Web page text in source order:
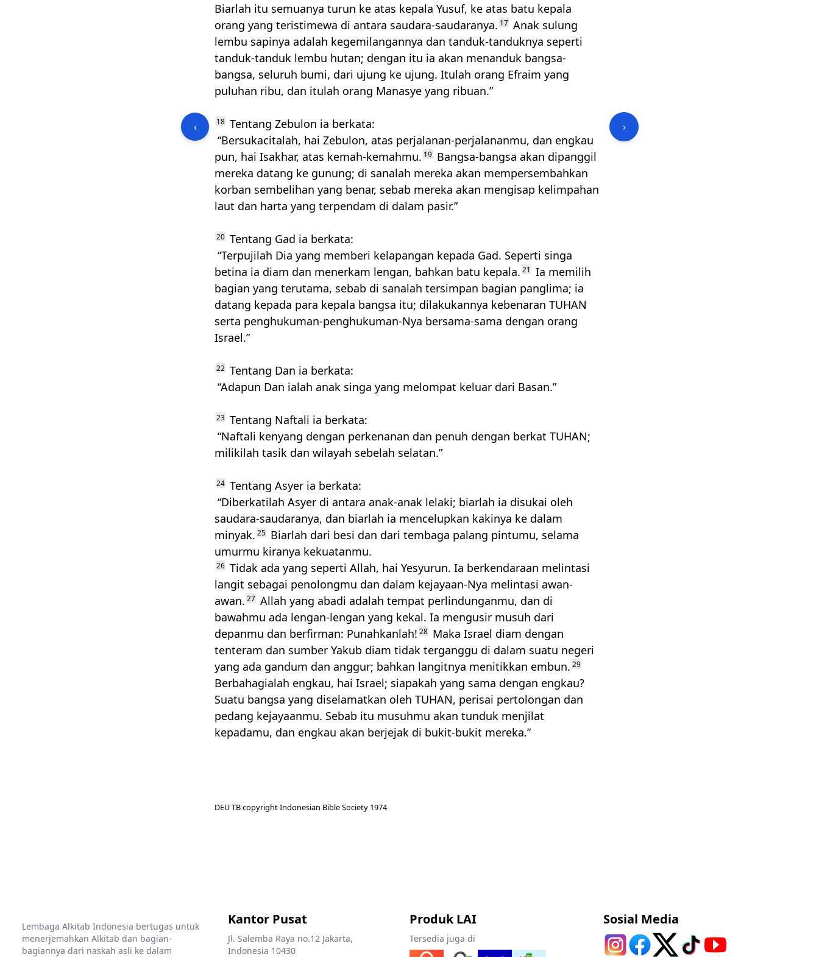
‹
Biarlah itu semuanya turun ke atas kepala Yusuf, ke atas batu kepala
orang yang teristimewa di antara saudara-saudaranya. 17 Anak sulung
lembu sapinya adalah kegemilangannya dan tanduk-tanduknya seperti
tanduk-tanduk lembu hutan; dengan itu ia akan menanduk bangsa-
bangsa, seluruh bumi, dari ujung ke ujung. Itulah orang Efraim yang
puluhan ribu, dan itulah orang Manasye yang ribuan.”
18 Tentang Zebulon ia berkata:
“Bersukacitalah, hai Zebulon, atas perjalanan-perjalananmu, dan engkau
pun, hai Isakhar, atas kemah-kemahmu. 19 Bangsa-bangsa akan dipanggil
mereka datang ke gunung; di sanalah mereka akan mempersembahkan
korban sembelihan yang benar, sebab mereka akan mengisap kelimpahan
laut dan harta yang terpendam di dalam pasir.”
20 Tentang Gad ia berkata:
“Terpujilah Dia yang memberi kelapangan kepada Gad. Seperti singa
betina ia diam dan menerkam lengan, bahkan batu kepala. 21
Ia memilih
bagian yang terutama, sebab di sanalah tersimpan bagian panglima; ia
datang kepada para kepala bangsa itu; dilakukannya kebenaran TUHAN
serta penghukuman-penghukuman-Nya bersama-sama dengan orang
Israel.”
22 Tentang Dan ia berkata:
“Adapun Dan ialah anak singa yang melompat keluar dari Basan.”
23 Tentang Naftali ia berkata:
“Naftali kenyang dengan perkenanan dan penuh dengan berkat TUHAN;
milikilah tasik dan wilayah sebelah selatan.”
24 Tentang Asyer ia berkata:
“Diberkatilah Asyer di antara anak-anak lelaki; biarlah ia disukai oleh
saudara-saudaranya, dan biarlah ia mencelupkan kakinya ke dalam
minyak. 25
Biarlah dari besi dan dari tembaga palang pintumu, selama
umurmu kiranya kekuatanmu.
26 Tidak ada yang seperti Allah, hai Yesyurun. Ia berkendaraan melintasi
langit sebagai penolongmu dan dalam kejayaan-Nya melintasi awan-
awan. 27 Allah yang abadi adalah tempat perlindunganmu, dan di
bawahmu ada lengan-lengan yang kekal. Ia mengusir musuh dari
depanmu dan berfirman: Punahkanlah! 28 Maka Israel diam dengan
tenteram dan sumber Yakub diam tidak terganggu di dalam suatu negeri
yang ada gandum dan anggur; bahkan langitnya menitikkan embun. 29
Berbahagialah engkau, hai Israel; siapakah yang sama dengan engkau?
Suatu bangsa yang diselamatkan oleh TUHAN, perisai pertolongan dan
pedang kejayaanmu. Sebab itu musuhmu akan tunduk menjilat
kepadamu, dan engkau akan berjejak di bukit-bukit mereka.”
DEU TB copyright Indonesian Bible Society 1974
›
Lembaga Alkitab Indonesia bertugas untuk
menerjemahkan Alkitab dan bagian-
bagiannya dari naskah asli ke dalam
Kantor Pusat
Jl. Salemba Raya no.12 Jakarta,
Indonesia 10430
Produk LAI
Tersedia juga di
Sosial Media